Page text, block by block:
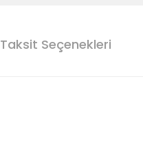
Taksit Seçenekleri